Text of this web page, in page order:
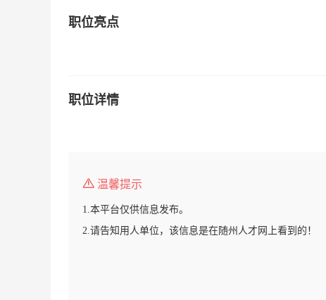
职位亮点
职位详情
温馨提示
1.本平台仅供信息发布。
2.请告知用人单位，该信息是在随州人才网上看到的！